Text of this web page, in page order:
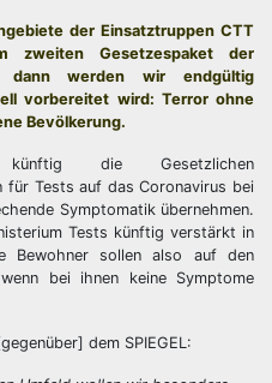
der Einsatztruppen CTT
zweiten Gesetzespaket der
dann werden wir endgültig
vorbereitet wird: Terror ohne
Bevölkerung.
die Gesetzlichen
für Tests auf das Coronavirus bei
Symptomatik übernehmen.
Tests künftig verstärkt in
Bewohner sollen also auf den
bei ihnen keine Symptome
dem SPIEGEL: